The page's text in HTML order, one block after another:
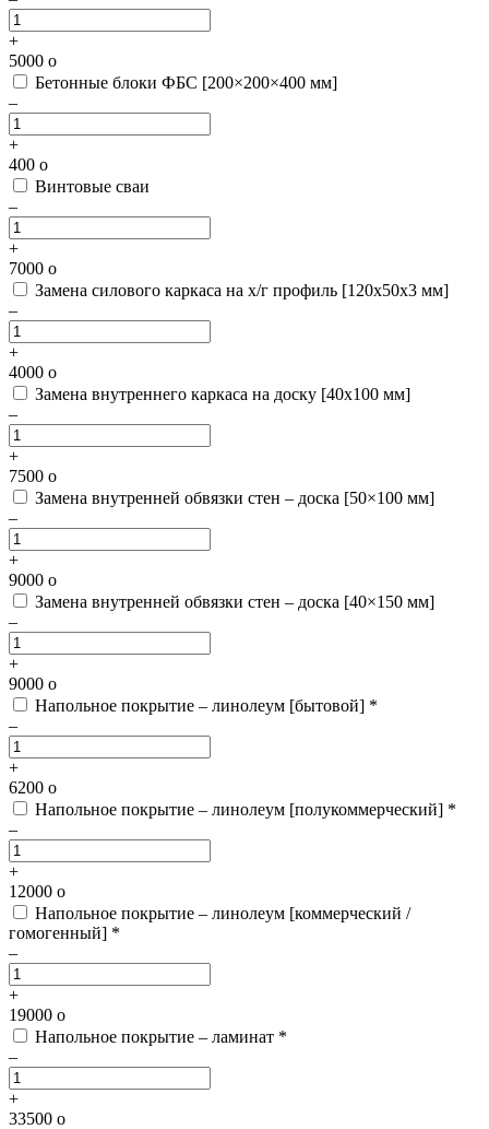
+
5000 o
Бетонные блоки ФБС [200×200×400 мм]
–
+
400 o
Винтовые сваи
–
+
7000 o
Замена силового каркаса на х/г профиль [120х50х3 мм]
–
+
4000 o
Замена внутреннего каркаса на доску [40х100 мм]
–
+
7500 o
Замена внутренней обвязки стен – доска [50×100 мм]
–
+
9000 o
Замена внутренней обвязки стен – доска [40×150 мм]
–
+
9000 o
Напольное покрытие – линолеум [бытовой] *
–
+
6200 o
Напольное покрытие – линолеум [полукоммерческий] *
–
+
12000 o
Напольное покрытие – линолеум [коммерческий /
гомогенный] *
–
+
19000 o
Напольное покрытие – ламинат *
–
+
33500 o